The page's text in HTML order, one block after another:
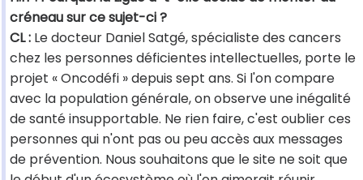
créneau sur ce sujet-ci ?
CL : Le docteur Daniel Satgé, spécialiste des cancers
chez les personnes déficientes intellectuelles, porte le
projet « Oncodéfi » depuis sept ans. Si l'on compare
avec la population générale, on observe une inégalité
de santé insupportable. Ne rien faire, c'est oublier ces
personnes qui n'ont pas ou peu accès aux messages
de prévention. Nous souhaitons que le site ne soit que